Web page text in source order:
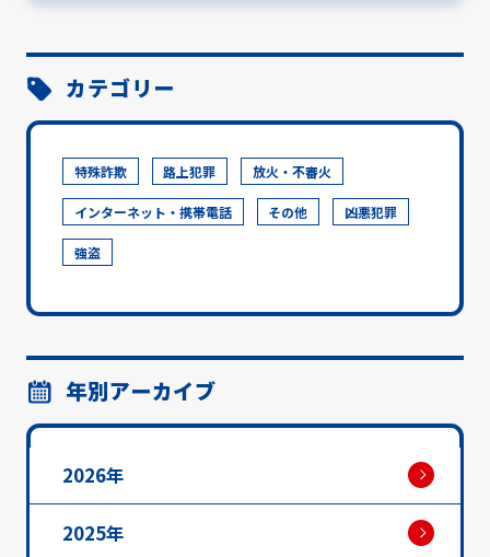
カテゴリー
特殊詐欺 路上犯罪 放火・不審火
インターネット・携帯電話 その他 凶悪犯罪
強盗
年別アーカイブ
2026年
2025年